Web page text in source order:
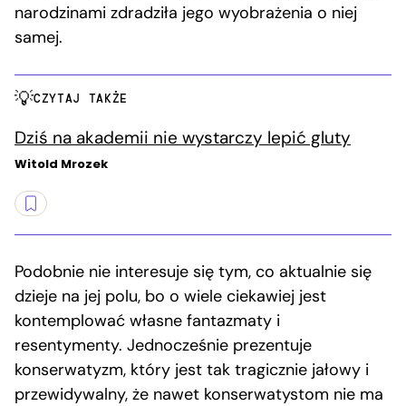
narodzinami zdradziła jego wyobrażenia o niej
samej.
CZYTAJ TAKŻE
Dziś na akademii nie wystarczy lepić gluty
Witold Mrozek
Podobnie nie interesuje się tym, co aktualnie się
dzieje na jej polu, bo o wiele ciekawiej jest
kontemplować własne fantazmaty i
resentymenty. Jednocześnie prezentuje
konserwatyzm, który jest tak tragicznie jałowy i
przewidywalny, że nawet konserwatystom nie ma